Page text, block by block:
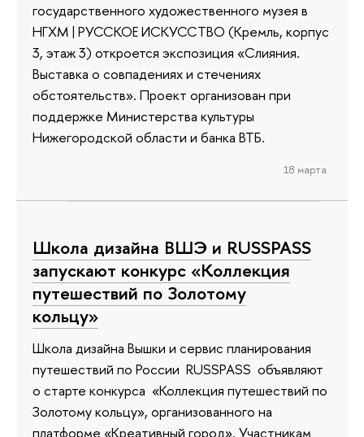
государственного художественного музея в
НГХМ | РУССКОЕ ИСКУССТВО (Кремль, корпус
3, этаж 3) откроется экспозиция «Слияния.
Выставка о совпадениях и стечениях
обстоятельств». Проект организован при
поддержке Министерства культуры
Нижегородской области и банка ВТБ.
18 марта
Школа дизайна ВШЭ и RUSSPASS
запускают конкурс «Коллекция
путешествий по Золотому
кольцу»
Школа дизайна Вышки и сервис планирования
путешествий по России RUSSPASS объявляют
о старте конкурса «Коллекция путешествий по
Золотому кольцу», организованного на
платформе «Креативный город». Участникам